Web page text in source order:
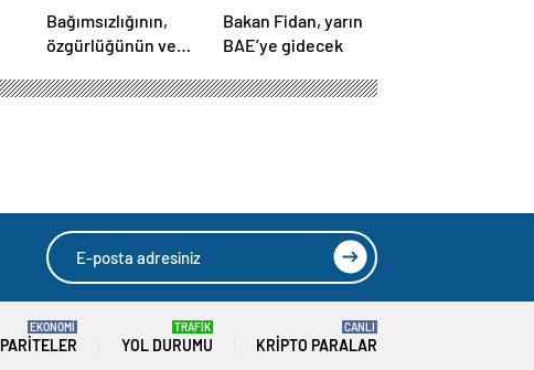
Bağımsızlığının,
özgürlüğünün ve
olduğunun simgesi!
Bakan Fidan, yarın
BAE’ye gidecek
PARITELER
EKONOMİ
YOL DURUMU
TRAFİK
KRIPTO PARALAR
CANLI